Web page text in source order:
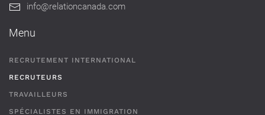
info@relationcanada.com
Menu
RECRUTEMENT INTERNATIONAL
RECRUTEURS
TRAVAILLEURS
SPÉCIALISTES EN IMMIGRATION